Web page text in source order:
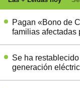
Pagan «Bono de
familias afectadas
Se ha
generación